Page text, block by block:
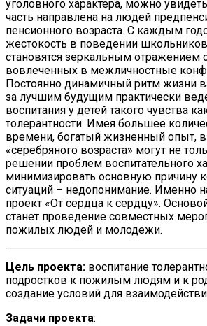
уголовного характера, можно
часть направлена на людей
пенсионного возраста. С каждым
жестокость в поведении
становятся зеркальным отражением
вовлеченных в межличностные
Постоянно динамичный ритм жизни
за лучшим будущим практически
воспитания у детей такого чувства
толерантности. Имея большее
времени, богатый жизненный опыт,
«серебряного возраста» могут не
решении проблем воспитательного
минимизировать основную причину
ситуаций – недопонимание. Именно
проект «От сердца к сердцу».
станет проведение совместных
пожилых людей и молодежи.
Цель проекта: воспитание
подростков к пожилым людям и к
создание условий для
Задачи проекта: